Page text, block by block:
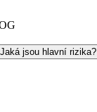
Jaká jsou hlavní rizika?